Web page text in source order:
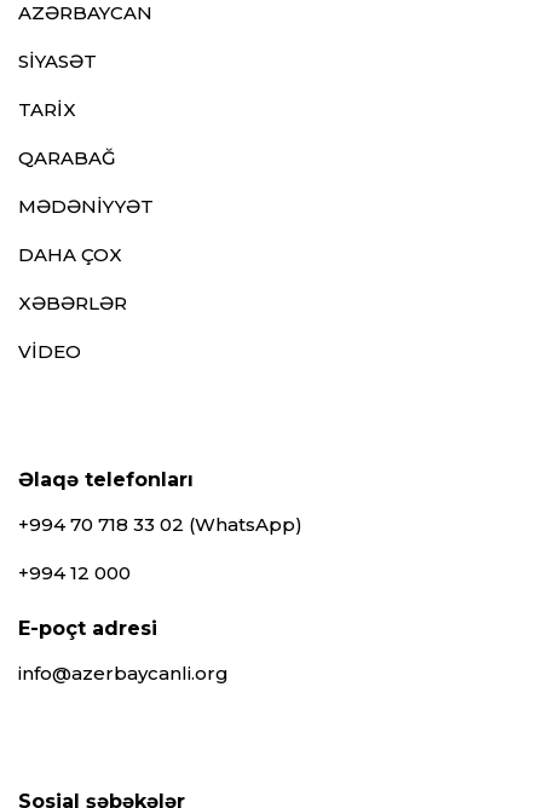
AZƏRBAYCAN
SİYASƏT
TARİX
QARABAĞ
MƏDƏNİYYƏT
DAHA ÇOX
XƏBƏRLƏR
VİDEO
Əlaqə telefonları
+994 70 718 33 02 (WhatsApp)
+994 12 000
E-poçt adresi
info@azerbaycanli.org
Sosial şəbəkələr